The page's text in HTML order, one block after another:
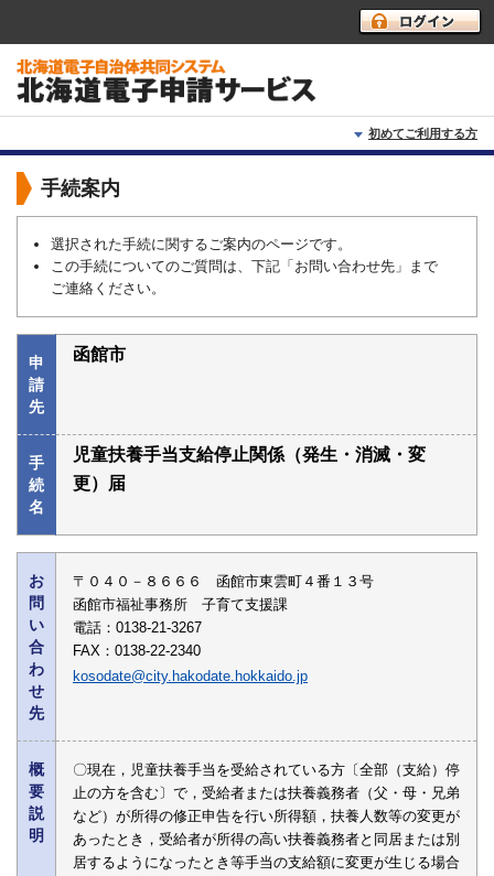
初めてご利用する方
初めて利用する方へ
利用上の注意
よくあるご質問
手続案内
選択された手続に関するご案内のページです。
この手続についてのご質問は、下記「お問い合わせ先」まで
ご連絡ください。
申
請
先
函館市
手
続
名
児童扶養手当支給停止関係（発生・消滅・変
更）届
お
問
い
合
わ
せ
先
〒０４０－８６６６ 函館市東雲町４番１３号
函館市福祉事務所 子育て支援課
電話：0138-21-3267
FAX：0138-22-2340
kosodate@city.hakodate.hokkaido.jp
概
要
説
明
〇現在，児童扶養手当を受給されている方〔全部（支給）停
止の方を含む〕で，受給者または扶養義務者（父・母・兄弟
など）が所得の修正申告を行い所得額，扶養人数等の変更が
あったとき，受給者が所得の高い扶養義務者と同居または別
居するようになったとき等手当の支給額に変更が生じる場合